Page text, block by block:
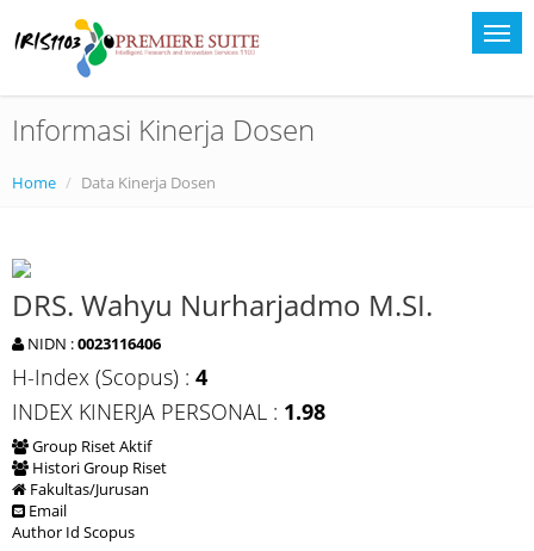
Informasi Kinerja Dosen
Home Data Kinerja Dosen
DRS. Wahyu Nurharjadmo M.SI.
NIDN :0023116406
H-Index (Scopus) : 4
INDEX KINERJA PERSONAL : 1.98
Group Riset Aktif
Histori Group Riset
Fakultas/Jurusan
Email
Author Id Scopus